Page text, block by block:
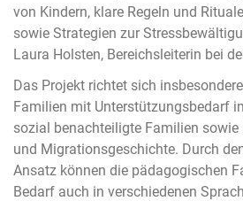
von Kindern, klare Regeln und
sowie Strategien zur
Laura Holsten, Bereichsleiterin bei
Das Projekt richtet sich
Familien mit Unterstützungsbedarf
sozial benachteiligte Familien
und Migrationsgeschichte. Durch
Ansatz können die pädagogischen
Bedarf auch in verschiedenen